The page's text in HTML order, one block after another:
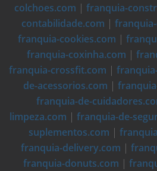
colchoes.com | franquia-
contabilidade.com |
franquia-cookies.com |
franquia-coxinha.com |
franquia-crossfit.com |
de-acessorios.com |
franquia-de-
limpeza.com | franquia-de-
suplementos.com |
franquia-delivery.com |
franquia-donuts.com |